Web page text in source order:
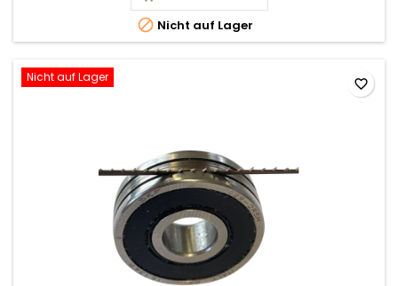
 Nicht auf Lager
Nicht auf Lager favorite_border